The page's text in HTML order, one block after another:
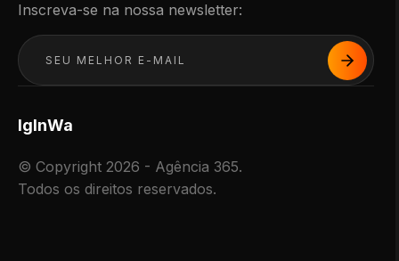
Inscreva-se na nossa newsletter:
IgInWa
© Copyright 2026 - Agência 365.
Todos os direitos reservados.